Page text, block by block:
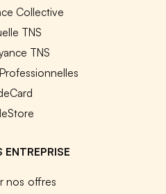
Collective
TNS
TNS
ENTREPRISE
nos offres